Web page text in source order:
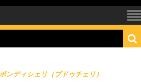
ポンディシェリ（プドゥチェリ）